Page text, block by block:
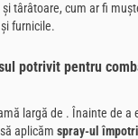
târâtoare, cum ar fi
furnicile.
potrivit pentru
largă de . Înainte de a
aplicăm spray-ul